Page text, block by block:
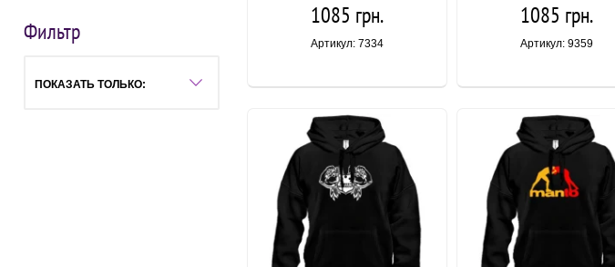
1085 грн.
Артикул: 7334
1085 грн.
Артикул: 9359
Фильтр
ПОКАЗАТЬ ТОЛЬКО: